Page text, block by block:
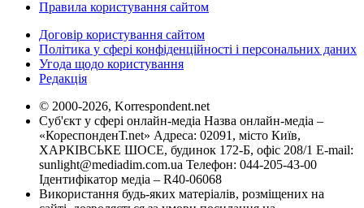
Правила користування сайтом
Договір користування сайтом
Політика у сфері конфіденційності і персональних даних
Угода щодо користування
Редакція
© 2000-2026, Korrespondent.net
Суб'єкт у сфері онлайн-медіа Назва онлайн-медіа –
«КореспонденТ.net» Адреса: 02091, місто Київ,
ХАРКІВСЬКЕ ШОСЕ, будинок 172-Б, офіс 208/1 E-mail:
sunlight@mediadim.com.ua Телефон: 044-205-43-00
Ідентифікатор медіа – R40-06068
Використання будь-яких матеріалів, розміщених на